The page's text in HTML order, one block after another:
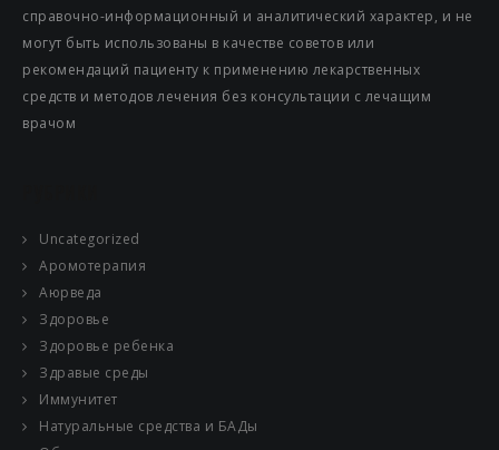
справочно-информационный и аналитический характер, и не
могут быть использованы в качестве советов или
рекомендаций пациенту к применению лекарственных
средств и методов лечения без консультации с лечащим
врачом
Uncategorized
Аромотерапия
Аюрведа
Здоровье
Здоровье ребенка
Здравые среды
Иммунитет
Натуральные средства и БАДы